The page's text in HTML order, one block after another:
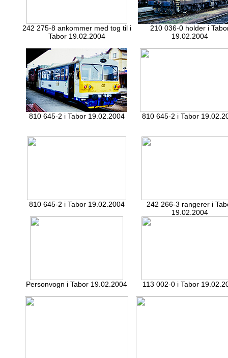
242 275-8 ankommer med tog til i
Tabor 19.02.2004
210 036-0 holder i
19.02.2004
810 645-2 i Tabor 19.02.2004 810 645-2 i Tabor
810 645-2 i Tabor 19.02.2004
242 266-3 rangerer i
19.02.2004
Personvogn i Tabor 19.02.2004 113 002-0 i Tabor